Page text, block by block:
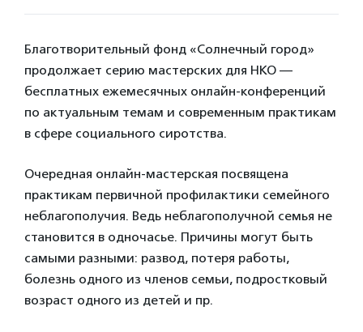
Благотворительный фонд «Солнечный город»
продолжает серию мастерских для НКО —
бесплатных ежемесячных онлайн-конференций
по актуальным темам и современным практикам
в сфере социального сиротства.
Очередная онлайн-мастерская посвящена
практикам первичной профилактики семейного
неблагополучия. Ведь неблагополучной семья не
становится в одночасье. Причины могут быть
самыми разными: развод, потеря работы,
болезнь одного из членов семьи, подростковый
возраст одного из детей и пр.